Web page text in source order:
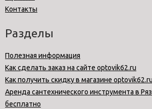
Контакты
Разделы
Полезная информация
Как сделать заказ на сайте optovik62.ru
Как получить скидку в магазине optovik62.ru
Аренда сантехнического инструмента в
бесплатно